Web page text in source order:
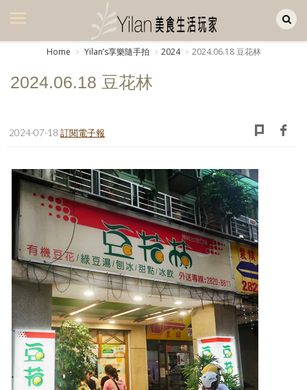
美食集
生活風
書房集
餐桌週記
享樂隨手拍
照相簿
影音區
創意出版服務
Home Yilanʼs享樂隨手拍 2024 2024.06.18 豆花林
2024.06.18 豆花林
2024-07-18 訂閱電子報